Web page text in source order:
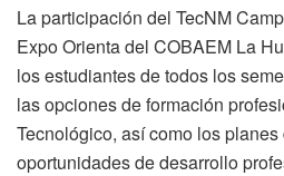
La participación del TecNM
Expo Orienta del COBAEM La
los estudiantes de todos los
las opciones de formación
Tecnológico, así como los
oportunidades de desarrollo